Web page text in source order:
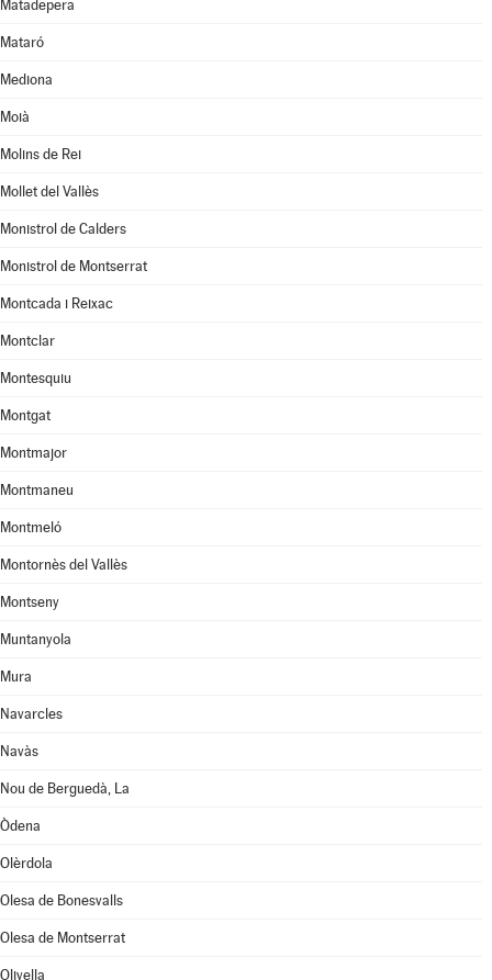
Matadepera
Mataró
Mediona
Moià
Molins de Rei
Mollet del Vallès
Monistrol de Calders
Monistrol de Montserrat
Montcada i Reixac
Montclar
Montesquiu
Montgat
Montmajor
Montmaneu
Montmeló
Montornès del Vallès
Montseny
Muntanyola
Mura
Navarcles
Navàs
Nou de Berguedà, La
Òdena
Olèrdola
Olesa de Bonesvalls
Olesa de Montserrat
Olivella